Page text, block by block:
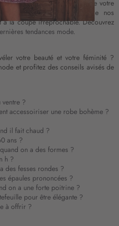
quel type de robe sublime votre
notre boutique. Profitez de nos
à la coupe irréprochable. Découvrez
tendances mode.
votre beauté et votre féminité ?
et profitez des conseils avisés de
?
accessoiriser une robe bohème ?
il fait chaud ?
ans ?
on a des formes ?
h ?
des fesses rondes ?
épaules prononcées ?
on a une forte poitrine ?
pour être élégante ?
à offrir ?